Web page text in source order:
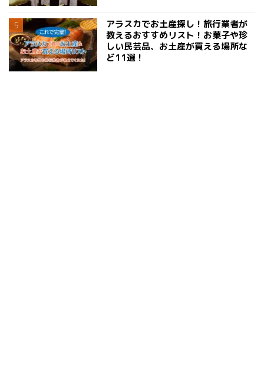
アラスカでお土産探し！旅行業者が
教えるおすすめリスト！お菓子や珍
しい民芸品、お土産が買える場所な
ど11選！